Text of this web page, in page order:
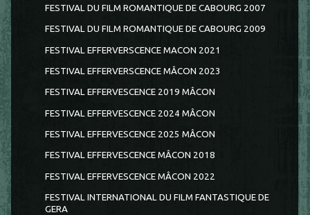
FESTIVAL DU FILM ROMANTIQUE DE CABOURG 2007
FESTIVAL DU FILM ROMANTIQUE DE CABOURG 2009
FESTIVAL EFFERVERSCENCE MACON 2021
FESTIVAL EFFERVERSCENCE MÂCON 2023
FESTIVAL EFFERVESCENCE 2019 MÂCON
FESTIVAL EFFERVESCENCE 2024 MÂCON
FESTIVAL EFFERVESCENCE 2025 MÂCON
FESTIVAL EFFERVESCENCE MÂCON 2018
FESTIVAL EFFERVESCENCE MÂCON 2022
FESTIVAL INTERNATIONAL DU FILM FANTASTIQUE DE
GERA